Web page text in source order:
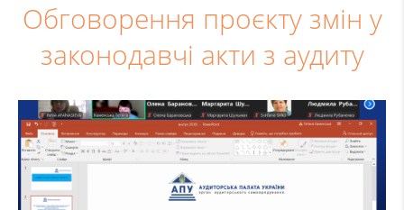
Обговорення проєкту змін у
законодавчі акти з аудиту